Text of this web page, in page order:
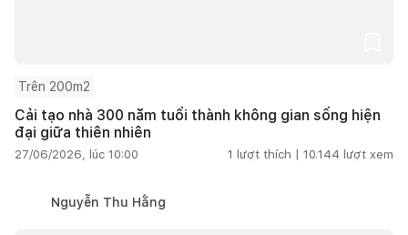
Trên 200m2
Cải tạo nhà 300 năm tuổi thành không gian sống hiện
đại giữa thiên nhiên
27/06/2026, lúc 10:00 1 lượt thích | 10.144 lượt xem
Nguyễn Thu Hằng